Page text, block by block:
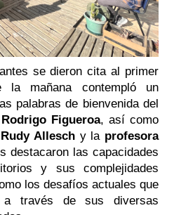
se dieron cita al primer
la mañana contempló un
palabras de bienvenida del
Figueroa, así como
Alleschy la profesora
destacaron las capacidades
y sus complejidades
los desafíos actuales que
a través de sus diversas